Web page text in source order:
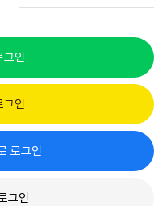
그인
그인
로그인
그인